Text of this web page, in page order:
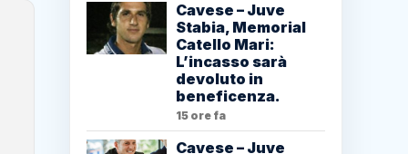
Cavese – Juve
Stabia, Memorial
Catello Mari:
L’incasso sarà
devoluto in
beneficenza.
15 ore fa
Cavese – Juve